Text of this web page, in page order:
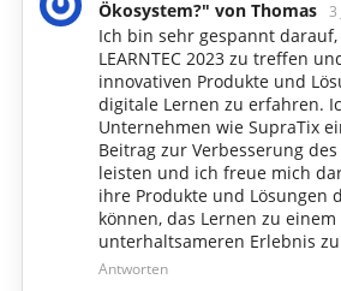
Ökosystem?" von Thomas 3
Ich bin sehr gespannt
LEARNTEC 2023 zu treffen
innovativen Produkte und
digitale Lernen zu erfahren.
Unternehmen wie SupraTix
Beitrag zur Verbesserung
leisten und ich freue mich
ihre Produkte und Lösungen
können, das Lernen zu
unterhaltsameren Erlebnis
Antworten